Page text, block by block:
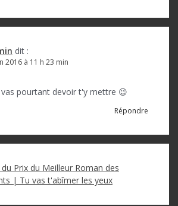
dit :
2016 à 11 h 23 min
pourtant devoir t'y mettre 😉
Répondre
Prix du Meilleur Roman des
| Tu vas t'abîmer les yeux